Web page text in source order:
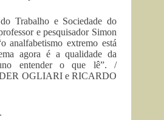
Trabalho e Sociedade do
e pesquisador Simon
analfabetismo extremo está
agora é a qualidade da
entender o que lê”. /
OGLIARI e RICARDO